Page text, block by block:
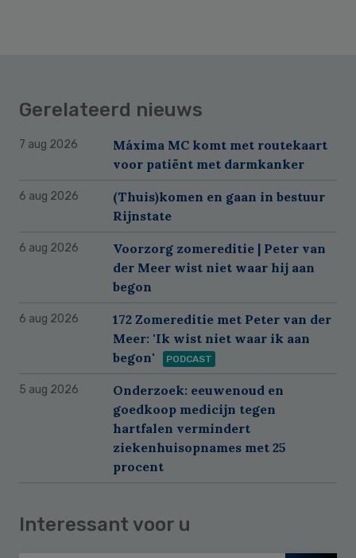
Gerelateerd nieuws
7 aug 2026
Máxima MC komt met routekaart
voor patiënt met darmkanker
6 aug 2026
(Thuis)komen en gaan in bestuur
Rijnstate
6 aug 2026
Voorzorg zomereditie | Peter van
der Meer wist niet waar hij aan
begon
6 aug 2026
172 Zomereditie met Peter van der
Meer: 'Ik wist niet waar ik aan
begon'
PODCAST
5 aug 2026
Onderzoek: eeuwenoud en
goedkoop medicijn tegen
hartfalen vermindert
ziekenhuisopnames met 25
procent
Interessant voor u